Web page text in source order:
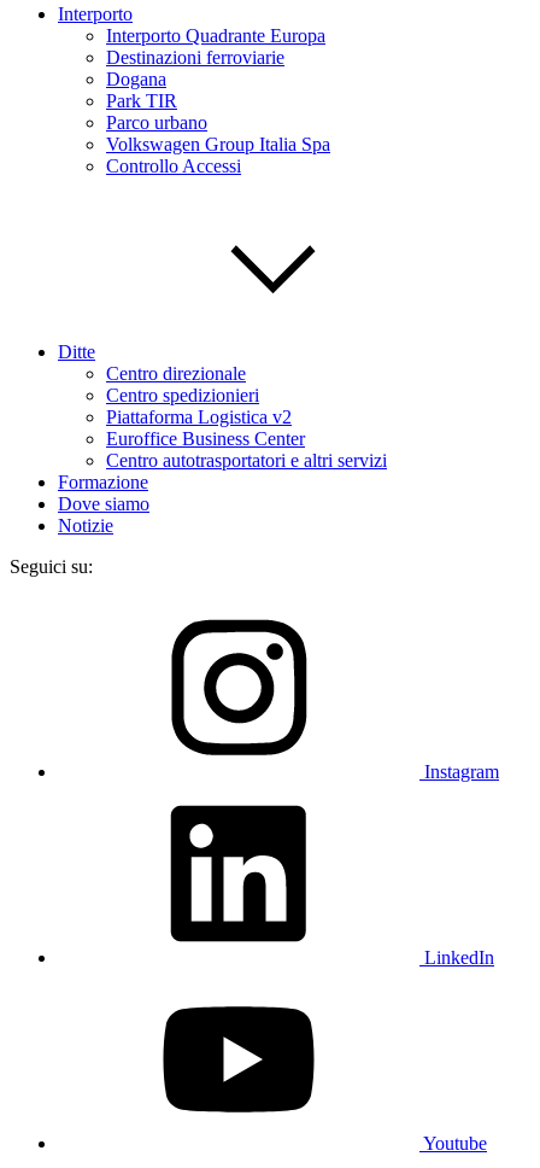
Interporto
Interporto Quadrante Europa
Destinazioni ferroviarie
Dogana
Park TIR
Parco urbano
Volkswagen Group Italia Spa
Controllo Accessi
Ditte
Centro direzionale
Centro spedizionieri
Piattaforma Logistica v2
Euroffice Business Center
Centro autotrasportatori e altri servizi
Formazione
Dove siamo
Notizie
Seguici su:
Instagram
LinkedIn
Youtube